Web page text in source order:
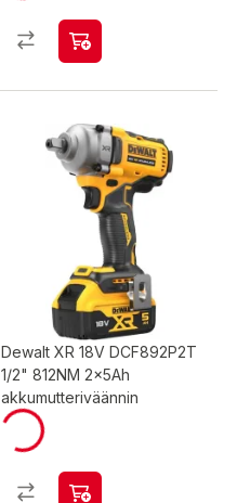
Dewalt XR 18V DCF892P2T
1/2" 812NM 2x5Ah
akkumutteriväännin